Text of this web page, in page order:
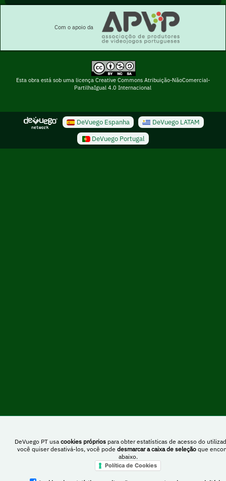
DeVuego PT usa cookies própriospara obter estatísticas de acesso do
você quiser desativá-los, você pode desmarcar a caixa de seleçãoque
abaixo.
Política de Cookies
Com o apoio da
Esta obra está sob uma licença Creative Commons Atribuição-NãoComercial-
PartilhaIgual 4.0 Internacional
DeVuego Espanha
DeVuego LATAM
DeVuego Portugal